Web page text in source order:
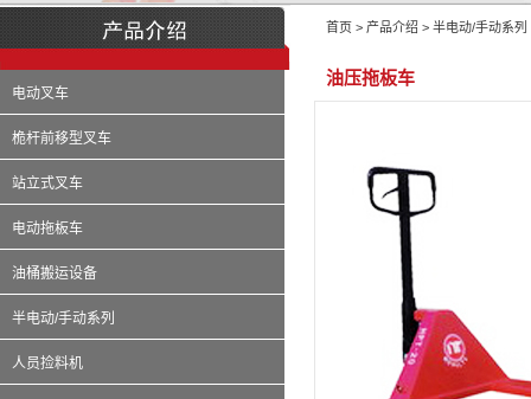
电动叉车
桅杆前移型叉车
站立式叉车
电动拖板车
油桶搬运设备
半电动/手动系列
人员捡料机
首页 > 产品介绍 > 半电动/手动系列
油压拖板车